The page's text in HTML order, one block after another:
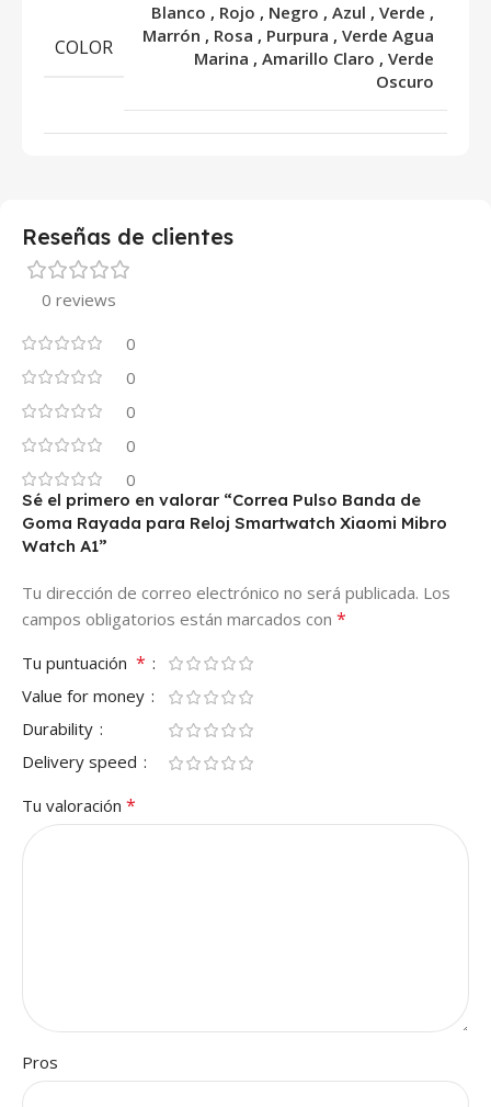
COLOR
Blanco , Rojo , Negro , Azul , Verde ,
Marrón , Rosa , Purpura , Verde Agua
Marina , Amarillo Claro , Verde
Oscuro
Reseñas de clientes
0 reviews
0
0
0
0
0
Sé el primero en valorar “Correa Pulso Banda de
Goma Rayada para Reloj Smartwatch Xiaomi Mibro
Watch A1”
Tu dirección de correo electrónico no será publicada. Los
campos obligatorios están marcados con *
Tu puntuación *
Value for money
Durability
Delivery speed
Tu valoración *
Pros